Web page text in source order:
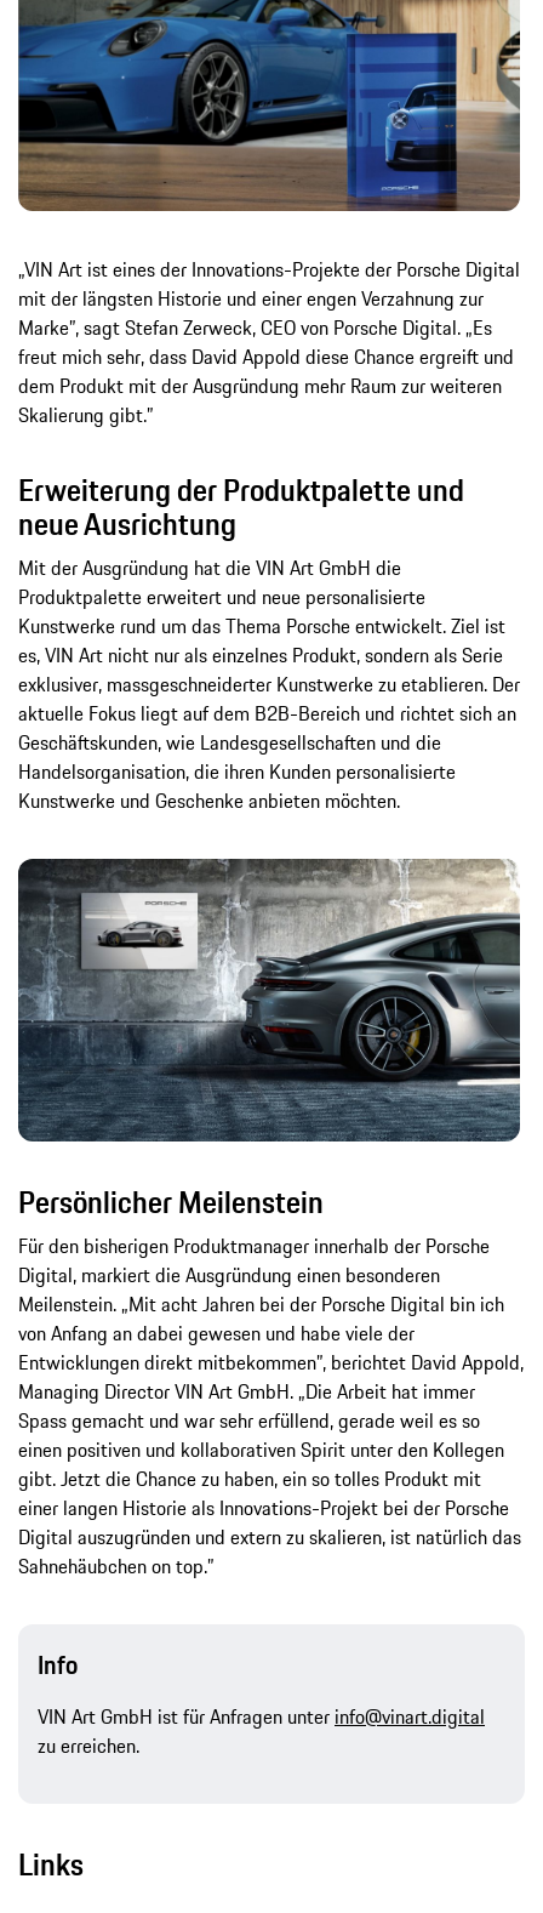
„VIN Art ist eines der Innovations-Projekte der Porsche Digital
mit der längsten Historie und einer engen Verzahnung zur
Marke”, sagt Stefan Zerweck, CEO von Porsche Digital. „Es
freut mich sehr, dass David Appold diese Chance ergreift und
dem Produkt mit der Ausgründung mehr Raum zur weiteren
Skalierung gibt.”
Erweiterung der Produktpalette und
neue Ausrichtung
Mit der Ausgründung hat die VIN Art GmbH die
Produktpalette erweitert und neue personalisierte
Kunstwerke rund um das Thema Porsche entwickelt. Ziel ist
es, VIN Art nicht nur als einzelnes Produkt, sondern als Serie
exklusiver, massgeschneiderter Kunstwerke zu etablieren. Der
aktuelle Fokus liegt auf dem B2B-Bereich und richtet sich an
Geschäftskunden, wie Landesgesellschaften und die
Handelsorganisation, die ihren Kunden personalisierte
Kunstwerke und Geschenke anbieten möchten.
Persönlicher Meilenstein
Für den bisherigen Produktmanager innerhalb der Porsche
Digital, markiert die Ausgründung einen besonderen
Meilenstein. „Mit acht Jahren bei der Porsche Digital bin ich
von Anfang an dabei gewesen und habe viele der
Entwicklungen direkt mitbekommen”, berichtet David Appold,
Managing Director VIN Art GmbH. „Die Arbeit hat immer
Spass gemacht und war sehr erfüllend, gerade weil es so
einen positiven und kollaborativen Spirit unter den Kollegen
gibt. Jetzt die Chance zu haben, ein so tolles Produkt mit
einer langen Historie als Innovations-Projekt bei der Porsche
Digital auszugründen und extern zu skalieren, ist natürlich das
Sahnehäubchen on top.”
Info
VIN Art GmbH ist für Anfragen unter info@vinart.digital
zu erreichen.
Links